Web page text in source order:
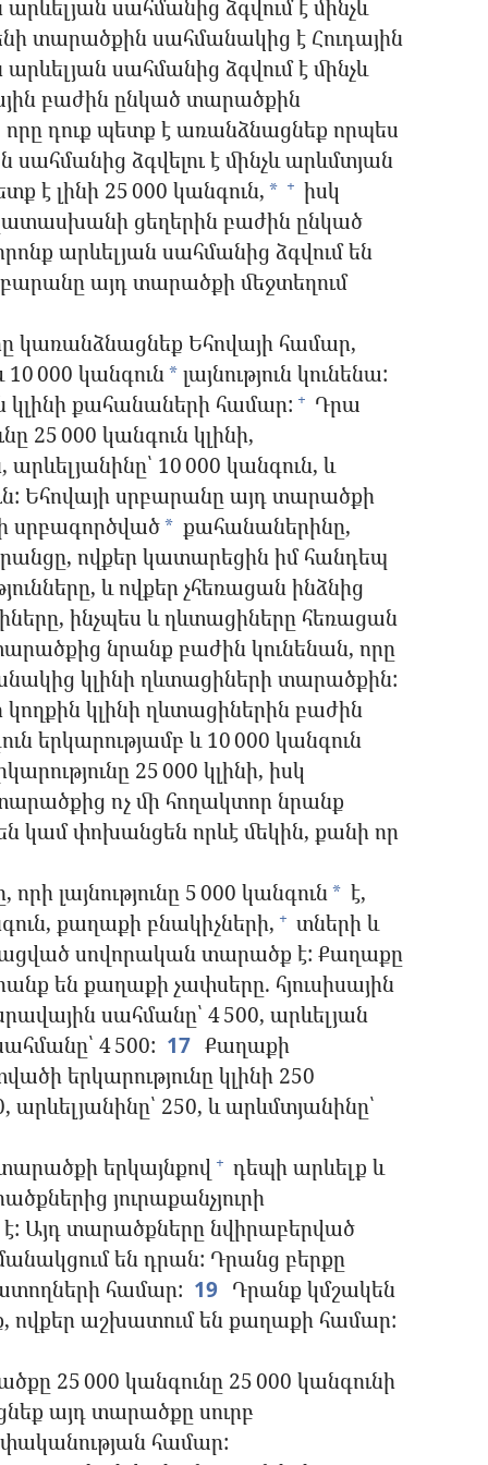
սահմանից ձգվում է մինչև
տարածքին սահմանակից է Հուդային
սահմանից ձգվում է մինչև
բաժին ընկած տարածքին
դուք պետք է առանձնացնեք որպես
սահմանից ձգվելու է մինչև արևմտյան
է լինի 25 000 կանգուն, * + իսկ
ցեղերին բաժին ընկած
արևելյան սահմանից ձգվում են
այդ տարածքի մեջտեղում
կառանձնացնեք Եհովայի համար,
10 000 կանգուն* լայնություն կունենա:
կլինի քահանաների համար: + Դրա
25 000 կանգուն կլինի,
10 000 կանգուն, և
Եհովայի սրբարանը այդ տարածքի
սրբագործված* քահանաներինը,
ովքեր կատարեցին իմ հանդեպ
և ովքեր չհեռացան ինձնից
ինչպես և ղևտացիները հեռացան
նրանք բաժին կունենան, որը
կլինի ղևտացիների տարածքին:
կլինի ղևտացիներին բաժին
երկարությամբ և 10 000 կանգուն
25 000 կլինի, իսկ
ոչ մի հողակտոր նրանք
կամ փոխանցեն որևէ մեկին, քանի որ
լայնությունը 5 000 կանգուն* է,
քաղաքի բնակիչների, + տների և
սովորական տարածք է: Քաղաքը
են քաղաքի չափսերը. հյուսիսային
սահմանը՝ 4 500, արևելյան
4 500: 17 Քաղաքի
երկարությունը կլինի 250
250, և արևմտյանինը՝
երկայնքով + դեպի արևելք և
յուրաքանչյուրի
է: Այդ տարածքները նվիրաբերված
են դրան: Դրանց բերքը
համար: 19 Դրանք կմշակեն
ովքեր աշխատում են քաղաքի համար:
25 000 կանգունը 25 000 կանգունի
այդ տարածքը սուրբ
համար: